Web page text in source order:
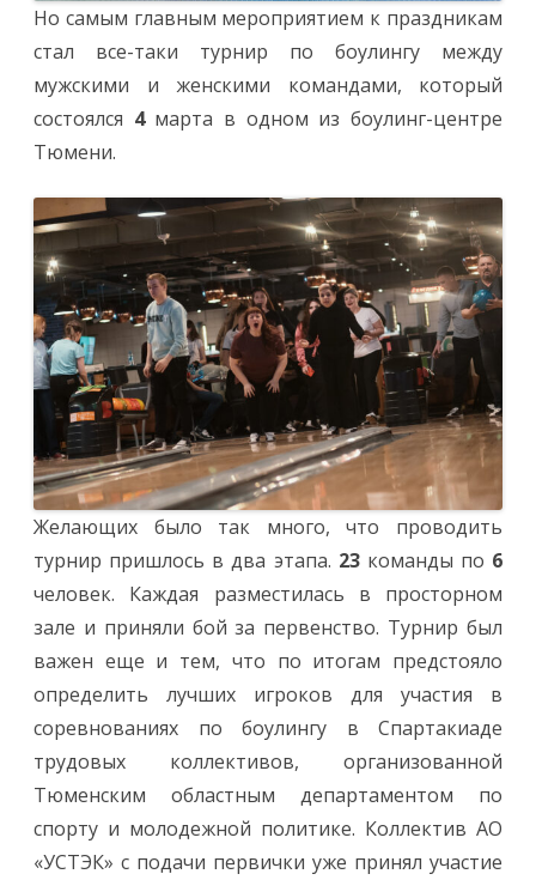
Но самым главным мероприятием к праздникам
стал все-таки турнир по боулингу между
мужскими и женскими командами, который
состоялся 4 марта в одном из боулинг-центре
Тюмени.
Желающих было так много, что проводить
турнир пришлось в два этапа. 23команды по 6
человек. Каждая разместилась в просторном
зале и приняли бой за первенство. Турнир был
важен еще и тем, что по итогам предстояло
определить лучших игроков для участия в
соревнованиях по боулингу в Спартакиаде
трудовых коллективов, организованной
Тюменским областным департаментом по
спорту и молодежной политике. Коллектив АО
«УСТЭК» с подачи первички уже принял участие